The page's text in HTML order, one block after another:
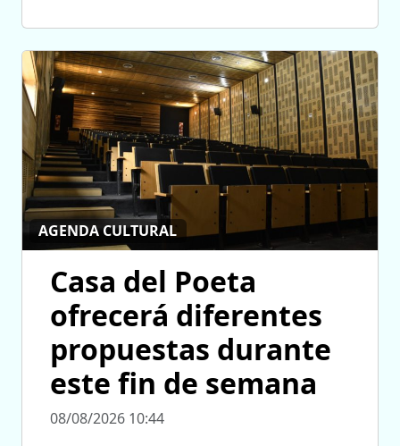
AGENDA CULTURAL
Casa del Poeta
ofrecerá diferentes
propuestas durante
este fin de semana
08/08/2026 10:44